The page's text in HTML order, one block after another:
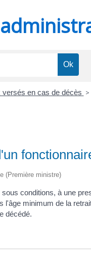
versés en cas de décès >
(Première ministre)
conditions, à une
minimum de la
décédé.